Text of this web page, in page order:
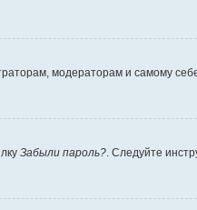
модераторам и самому
Забыли пароль?. Следуйте